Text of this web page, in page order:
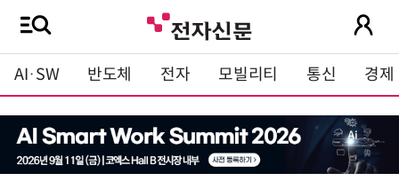
AI·SW 반도체 전자 모빌리티 통신 경제